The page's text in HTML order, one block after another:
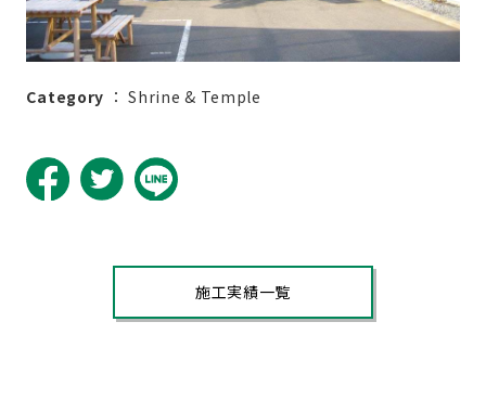
Category ：Shrine & Temple
施工実績一覧